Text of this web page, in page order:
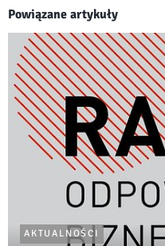
Powiązane artykuły
AKTUALNOŚCI